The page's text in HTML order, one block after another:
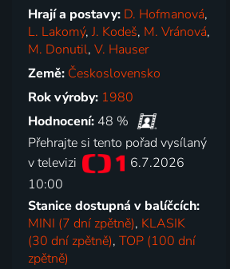
Hrají a postavy: D. Hofmanová,
L. Lakomý,J. Kodeš, M. Vránová,
M. Donutil,V. Hauser
Země: Československo
Rok výroby: 1980
Hodnocení: 48 %
Přehrajte si tento pořad vysílaný
v televizi
6.7.2026
10:00
Stanice dostupná v balíčcích:
MINI (7 dní zpětně), KLASIK
(30 dní zpětně),TOP (100 dní
zpětně)